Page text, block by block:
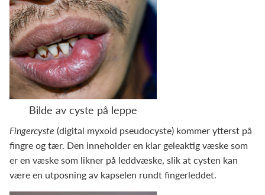
Bilde av cyste på leppe
Fingercyste (digital myxoid pseudocyste) kommer ytterst på
fingre og tær. Den inneholder en klar geleaktig væske som
er en væske som likner på leddvæske, slik at cysten kan
være en utposning av kapselen rundt fingerleddet.